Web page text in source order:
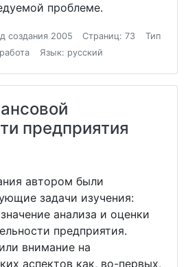
проблеме.
создания 2005 Страниц: 73
Тип
Язык: русский
предприятия
автором были
задачи изучения:
анализа и оценки
предприятия.
внимание на
аспектов как, во-первых,